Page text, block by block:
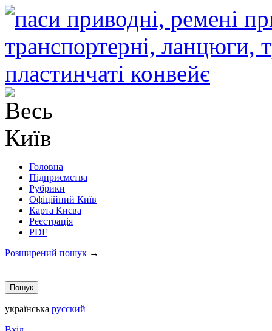
Головна
Підприємства
Рубрики
Офіційний Київ
Карта Києва
Реєстрація
PDF
Розширений пошук →
українська русский